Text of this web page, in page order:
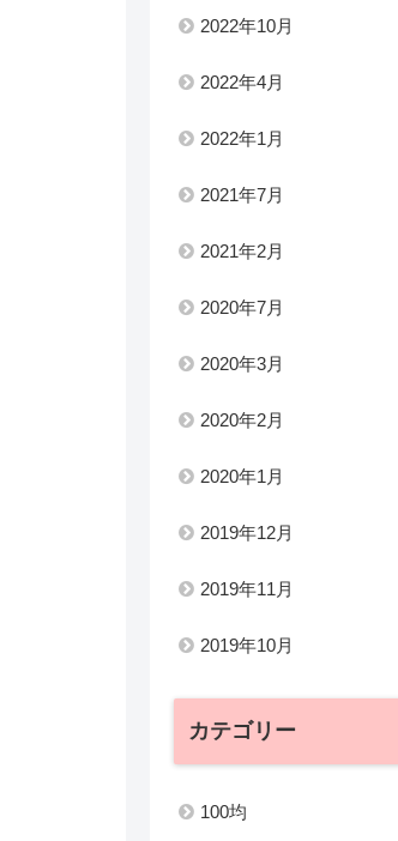
2022年10月
2022年4月
2022年1月
2021年7月
2021年2月
2020年7月
2020年3月
2020年2月
2020年1月
2019年12月
2019年11月
2019年10月
カテゴリー
100均